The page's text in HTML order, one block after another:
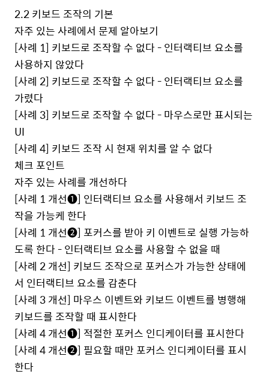
2.2키보드 조작의 기본
자주 있는 사례에서 문제 알아보기
[사례 1] 키보드로 조작할 수 없다-인터랙티브 요소를
사용하지 않았다
[사례 2] 키보드로 조작할 수 없다-인터랙티브 요소를
가렸다
[사례 3] 키보드로 조작할 수 없다-마우스로만 표시되는
UI
[사례 4] 키보드 조작 시 현재 위치를 알 수 없다
체크 포인트
자주 있는 사례를 개선하다
[사례 1 개선❶] 인터랙티브 요소를 사용해서 키보드 조
작을 가능케 한다
[사례 1 개선❷] 포커스를 받아 키 이벤트로 실행 가능하
도록 한다-인터랙티브 요소를 사용할 수 없을 때
[사례 2개선] 키보드 조작으로 포커스가 가능한 상태에
서 인터랙티브 요소를 감춘다
[사례 3개선] 마우스 이벤트와 키보드 이벤트를 병행해
키보드를 조작할 때 표시한다
[사례 4개선❶] 적절한 포커스 인디케이터를 표시한다
[사례 4개선❷] 필요할 때만 포커스 인디케이터를 표시
한다